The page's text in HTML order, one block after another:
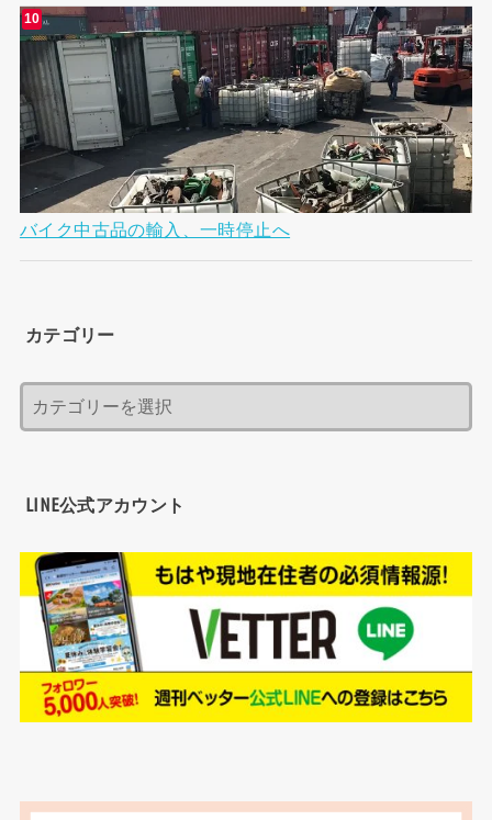
バイク中古品の輸入、一時停止へ
カテゴリー
LINE公式アカウント